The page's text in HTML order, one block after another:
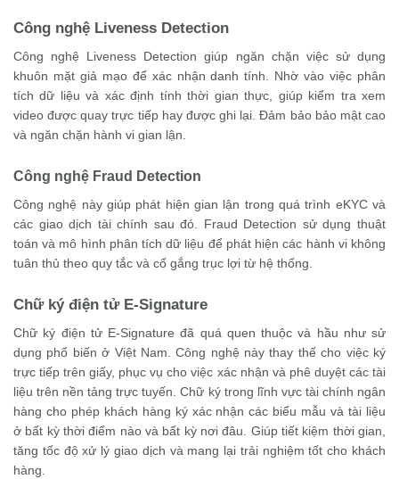
Công nghệ Liveness Detection
Công nghệ Liveness Detection giúp ngăn chặn việc sử dụng
khuôn mặt giả mạo để xác nhận danh tính. Nhờ vào việc phân
tích dữ liệu và xác định tính thời gian thực, giúp kiểm tra xem
video được quay trực tiếp hay được ghi lại. Đảm bảo bảo mật cao
và ngăn chặn hành vi gian lận.
Công nghệ Fraud Detection
Công nghệ này giúp phát hiện gian lận trong quá trình eKYC và
các giao dịch tài chính sau đó. Fraud Detection sử dụng thuật
toán và mô hình phân tích dữ liệu để phát hiện các hành vi không
tuân thủ theo quy tắc và cố gắng trục lợi từ hệ thống.
Chữ ký điện tử E-Signature
Chữ ký điện tử E-Signature đã quá quen thuộc và hầu như sử
dụng phổ biến ở Việt Nam. Công nghệ này thay thế cho việc ký
trực tiếp trên giấy, phục vụ cho việc xác nhận và phê duyệt các tài
liệu trên nền tảng trực tuyến. Chữ ký trong lĩnh vực tài chính ngân
hàng cho phép khách hàng ký xác nhận các biểu mẫu và tài liệu
ở bất kỳ thời điểm nào và bất kỳ nơi đâu. Giúp tiết kiệm thời gian,
tăng tốc độ xử lý giao dịch và mang lại trải nghiệm tốt cho khách
hàng.